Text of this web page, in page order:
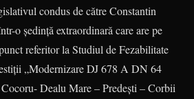
condus de către Constantin
o ședință extraordinară care are pe
referitor la Studiul de Fezabilitate
„Modernizare DJ 678 A DN 64
Dealu Mare – Predești – Corbii